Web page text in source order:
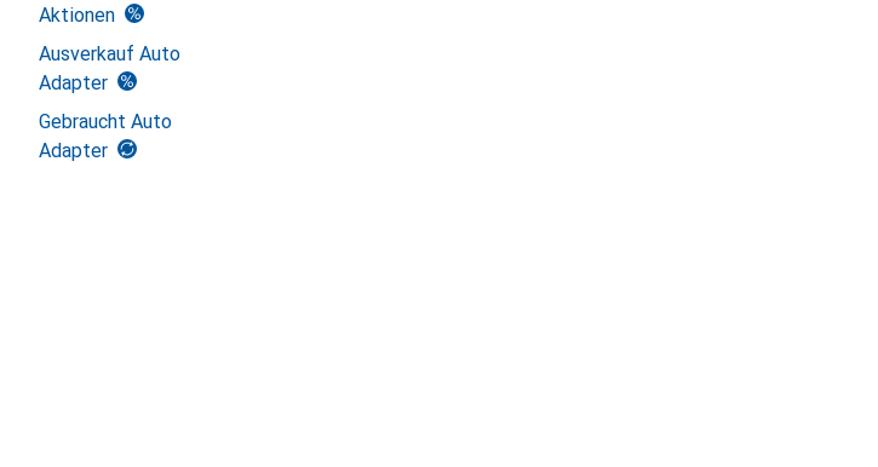
Aktionen
Ausverkauf Auto
Adapter
Gebraucht Auto
Adapter